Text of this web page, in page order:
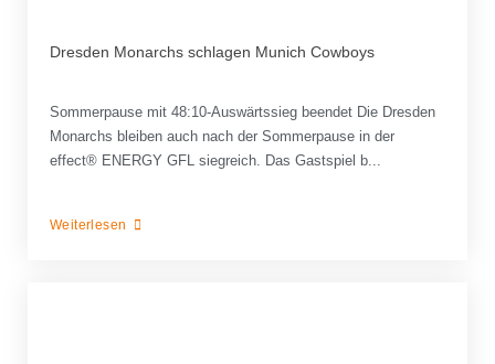
Dresden Monarchs schlagen Munich Cowboys
Sommerpause mit 48:10-Auswärtssieg beendet Die Dresden
Monarchs bleiben auch nach der Sommerpause in der
effect® ENERGY GFL siegreich. Das Gastspiel b...
Weiterlesen